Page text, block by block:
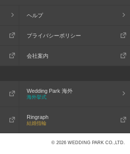
ヘルプ
プライバシーポリシー
会社案内
Wedding Park 海外
海外挙式
Ringraph
結婚指輪
© 2026 WEDDING PARK CO.,LTD.